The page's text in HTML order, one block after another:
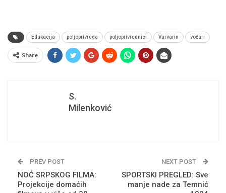
Edukacija poljoprivreda poljoprivrednici Varvarin voćari
Share
S.
Milenković
PREV POST
NOĆ SRPSKOG FILMA:
Projekcije domaćih
NEXT POST
SPORTSKI PREGLED: Sve
manje nade za Temnić